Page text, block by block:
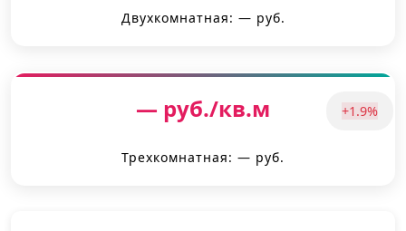
Двухкомнатная: — руб.
— руб./кв.м +1.9%
Трехкомнатная: — руб.